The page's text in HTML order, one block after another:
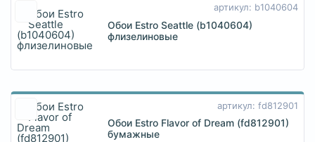
артикул: b1040604
Обои Estro Seattle (b1040604)
флизелиновые
артикул: fd812901
Обои Estro Flavor of Dream (fd812901)
бумажные